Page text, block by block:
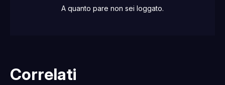
A quanto pare non sei loggato.
Correlati